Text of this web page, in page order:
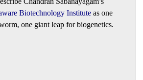
Biotechnology Institute as one
one giant leap for biogenetics.